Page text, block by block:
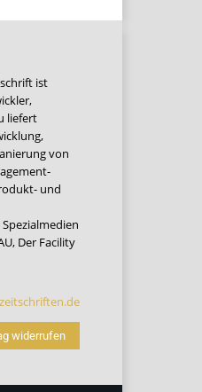
ist
liefert
von
und
, Der Facility
widerrufen